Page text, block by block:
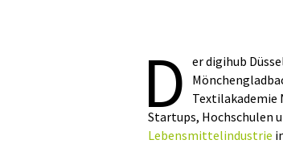
D er digihub
Textilakademie
Startups, Hochschulen
Lebensmittelindustrie